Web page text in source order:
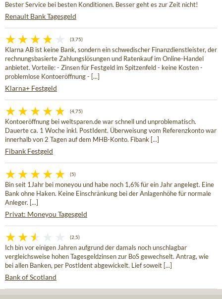
Bester Service bei besten Konditionen. Besser geht es zur Zeit nicht!
Renault Bank Tagesgeld
(3,75)
Klarna AB ist keine Bank, sondern ein schwedischer Finanzdienstleister, der
rechnungsbasierte Zahlungslösungen und Ratenkauf im Online-Handel
anbietet. Vorteile: - Zinsen für Festgeld im Spitzenfeld - keine Kosten -
problemlose Kontoeröffnung - [...]
Klarna+ Festgeld
(4,75)
Kontoeröffnung bei weltsparen.de war schnell und unproblematisch.
Dauerte ca. 1 Woche inkl. PostIdent. Überweisung vom Referenzkonto war
innerhalb von 2 Tagen auf dem MHB-Konto. Fibank [...]
Fibank Festgeld
(5)
Bin seit 1Jahr bei moneyou und habe noch 1,6% für ein Jahr angelegt. Eine
Bank ohne Haken. Keine Einschränkung bei der Anlagenhöhe für normale
Anleger. [...]
Privat: Moneyou Tagesgeld
(2,5)
Ich bin vor einigen Jahren aufgrund der damals noch unschlagbar
vergleichsweise hohen Tagesgeldzinsen zur BoS gewechselt. Antrag, wie
bei allen Banken, per PostIdent abgewickelt. Lief soweit [...]
Bank of Scotland